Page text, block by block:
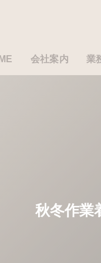
会社案内 業
秋冬作業